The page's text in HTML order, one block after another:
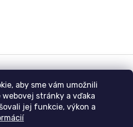
aby sme vám umožnili
stránky a vďaka
jej funkcie, výkon a